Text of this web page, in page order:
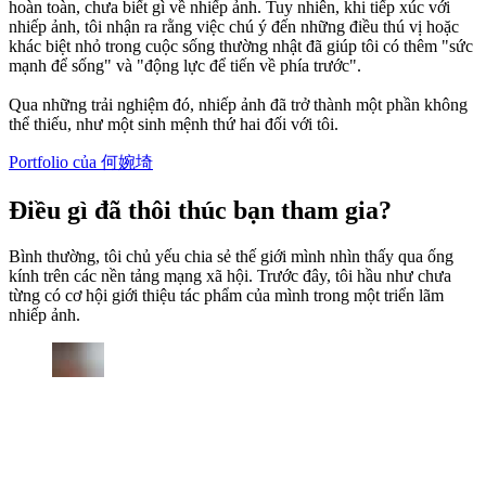
hoàn toàn, chưa biết gì về nhiếp ảnh. Tuy nhiên, khi tiếp xúc với
nhiếp ảnh, tôi nhận ra rằng việc chú ý đến những điều thú vị hoặc
khác biệt nhỏ trong cuộc sống thường nhật đã giúp tôi có thêm "sức
mạnh để sống" và "động lực để tiến về phía trước".
Qua những trải nghiệm đó, nhiếp ảnh đã trở thành một phần không
thể thiếu, như một sinh mệnh thứ hai đối với tôi.
Portfolio của 何婉埼
Điều gì đã thôi thúc bạn tham gia?
Bình thường, tôi chủ yếu chia sẻ thế giới mình nhìn thấy qua ống
kính trên các nền tảng mạng xã hội. Trước đây, tôi hầu như chưa
từng có cơ hội giới thiệu tác phẩm của mình trong một triển lãm
nhiếp ảnh.